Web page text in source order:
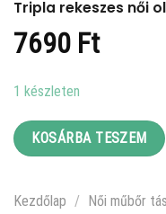
Tripla rekeszes női
7690 Ft
1 készleten
KOSÁRBA TESZEM
Kezdőlap /
Női műbőr